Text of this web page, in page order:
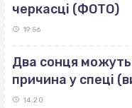
черкасці (ФОТО)
19:56
Два сонця
причина у спеці
14:20